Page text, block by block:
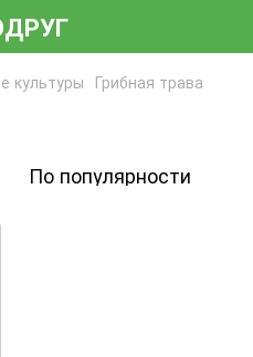
культуры Грибная трава
По популярности